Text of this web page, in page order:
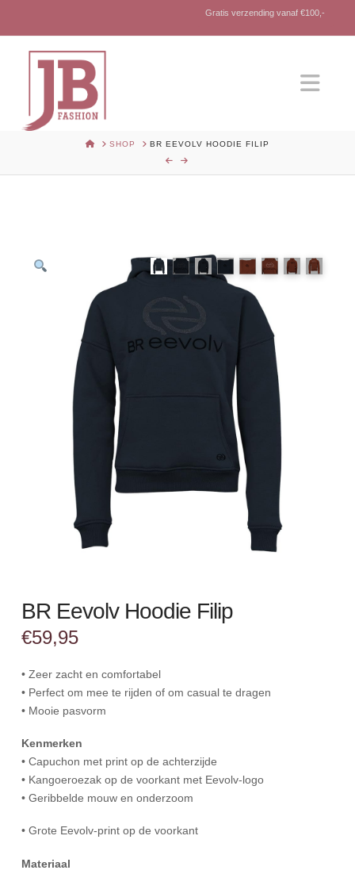
Gratis verzending vanaf €100,-
HOMESHOP BR EEVOLV HOODIE FILIP
BR Eevolv Hoodie Filip
€59,95
• Zeer zacht en comfortabel
• Perfect om mee te rijden of om casual te dragen
• Mooie pasvorm
Kenmerken
• Capuchon met print op de achterzijde
• Kangoeroezak op de voorkant met Eevolv-logo
• Geribbelde mouw en onderzoom
• Grote Eevolv-print op de voorkant
Materiaal